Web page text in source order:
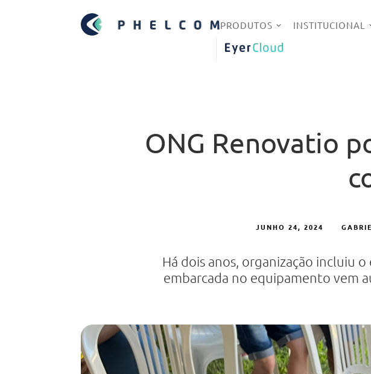
PRODUTOS INSTITUCIONAL
EYERCLOUD
ONG Renovatio
JUNHO 24, 2024
Há dois anos, organização incluiu
embarcada no equipamento vem